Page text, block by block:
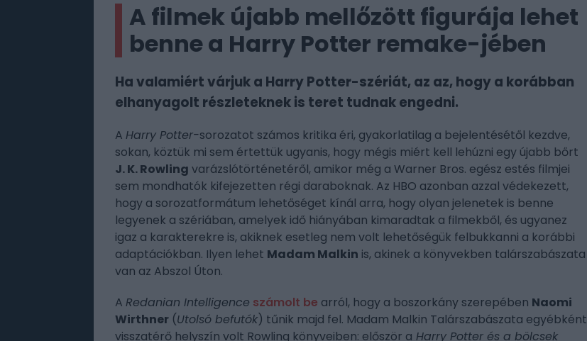
A filmek újabb mellőzött figurája lehet
benne a Harry Potter remake-jében
Ha valamiért várjuk a Harry Potter-szériát, az az, hogy a korábban
elhanyagolt részleteknek is teret tudnak engedni.
A Harry Potter-sorozatot számos kritika éri, gyakorlatilag a bejelentésétől kezdve,
sokan, köztük mi sem értettük ugyanis, hogy mégis miért kell lehúzni egy újabb bőrt
J. K. Rowling varázslótörténetéről, amikor még a Warner Bros. egész estés filmjei
sem mondhatók kifejezetten régi daraboknak. Az HBO azonban azzal védekezett,
hogy a sorozatformátum lehetőséget kínál arra, hogy olyan jelenetek is benne
legyenek a szériában, amelyek idő hiányában kimaradtak a filmekből, és ugyanez
igaz a karakterekre is, akiknek esetleg nem volt lehetőségük felbukkanni a korábbi
adaptációkban. Ilyen lehet Madam Malkin is, akinek a könyvekben talárszabászata
van az Abszol Úton.
A Redanian Intelligence számolt be arról, hogy a boszorkány szerepében Naomi
Wirthner (Utolsó befutók) tűnik majd fel. Madam Malkin Talárszabászata egyébként
visszatérő helyszín volt Rowling könyveiben: először a Harry Potter és a bölcsek